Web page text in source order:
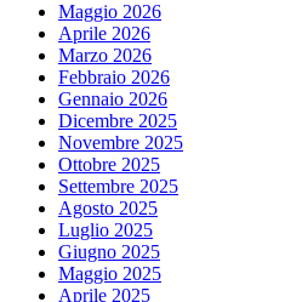
Maggio 2026
Aprile 2026
Marzo 2026
Febbraio 2026
Gennaio 2026
Dicembre 2025
Novembre 2025
Ottobre 2025
Settembre 2025
Agosto 2025
Luglio 2025
Giugno 2025
Maggio 2025
Aprile 2025